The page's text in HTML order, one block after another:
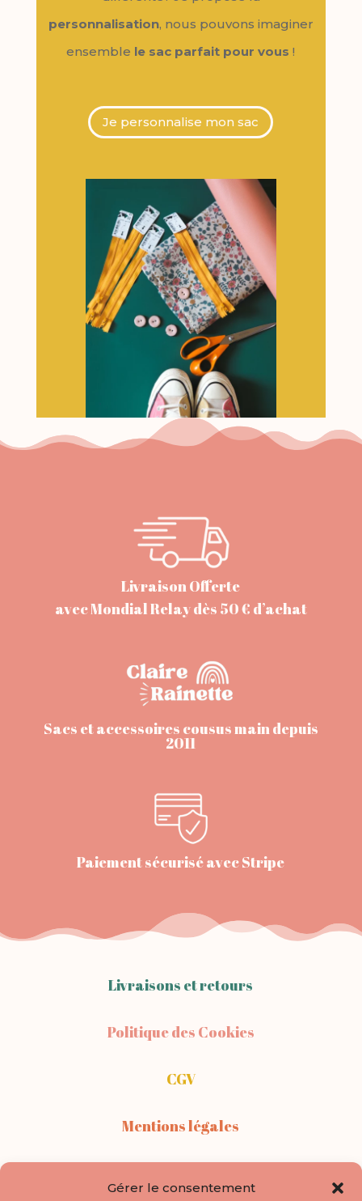
Gérer le consentement
personnalisation, nous pouvons imaginer
ensemble le sac parfait pour vous !
Je personnalise mon sac
Livraison Offerte
avec Mondial Relay dès 50 € d’achat
Sacs et accessoires cousus main depuis
2011
Paiement sécurisé avec Stripe
Livraisons et retours
Politique des Cookies
CGV
Mentions légales